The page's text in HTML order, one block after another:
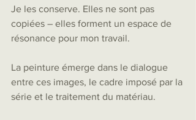
Je les conserve. Elles ne sont pas
copiées – elles forment un espace de
résonance pour mon travail.
La peinture émerge dans le dialogue
entre ces images, le cadre imposé par la
série et le traitement du matériau.